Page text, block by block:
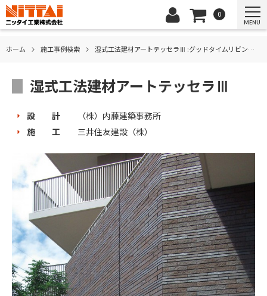
0
MENU
ホーム 施⼯事例検索 湿式工法建材アートテッセラⅢ :グッドタイムリビングなかもず
湿式工法建材アートテッセラⅢ
設 計
（株）内藤建築事務所
施 工
三井住友建設（株）